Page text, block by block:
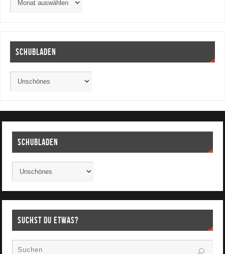
Schubladen
Schubladen
Suchst Du etwas?